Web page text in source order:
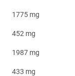
1775 mg
452 mg
1987 mg
433 mg